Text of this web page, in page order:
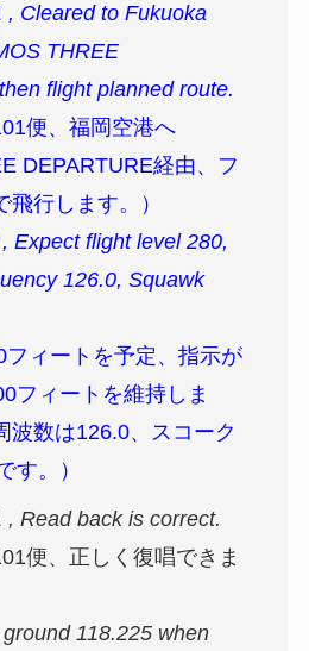
, Cleared to Fukuoka
THREE
flight planned route.
便、福岡空港へ
DEPARTURE経由、フ
行します。）
Expect flight level 280,
126.0, Squawk
フィートを予定、指示が
フィートを維持しま
波数は126.0、スコーク
す。）
, Read back is correct.
便、正しく復唱できま
118.225 when